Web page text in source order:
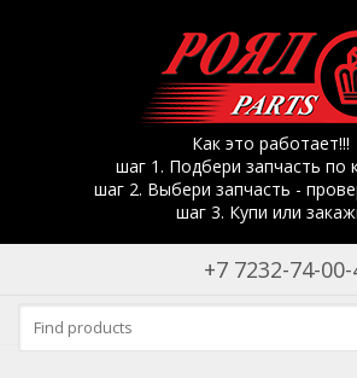
Как это работает!!!
шаг 1. Подбери запчасть по
шаг 2. Выбери запчасть -
шаг 3. Купи или
+7 7232-74-